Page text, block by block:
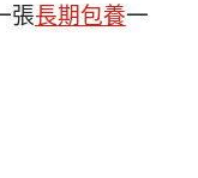
張長期包養一